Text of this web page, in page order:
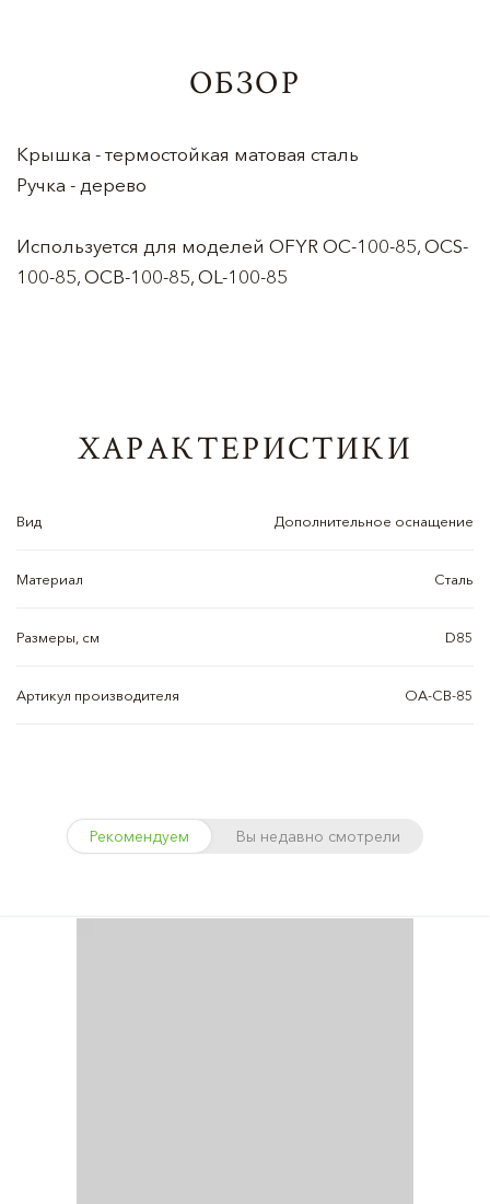
ОБЗОР
Крышка - термостойкая матовая сталь
Ручка - дерево
Используется для моделей OFYR OC-100-85, OCS-
100-85, OCB-100-85, OL-100-85
ХАРАКТЕРИСТИКИ
Вид Дополнительное оснащение
Материал Сталь
Размеры, см D85
Артикул производителя OA-CB-85
Рекомендуем Вы недавно смотрели